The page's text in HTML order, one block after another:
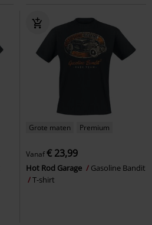
Grote maten Premium
Vanaf€ 23,99
Hot Rod Garage
Gasoline Bandit
T-shirt